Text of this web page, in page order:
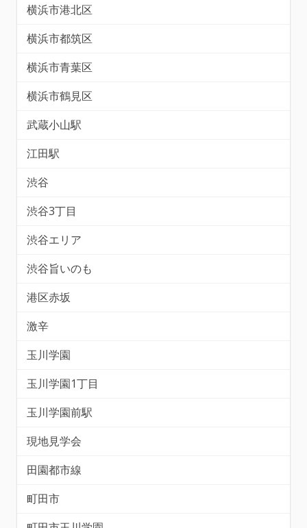
横浜市港北区
横浜市都筑区
横浜市青葉区
横浜市鶴見区
武蔵小山駅
江田駅
渋谷
渋谷3丁目
渋谷エリア
渋谷旨いのも
港区赤坂
激辛
玉川学園
玉川学園1丁目
玉川学園前駅
現地見学会
田園都市線
町田市